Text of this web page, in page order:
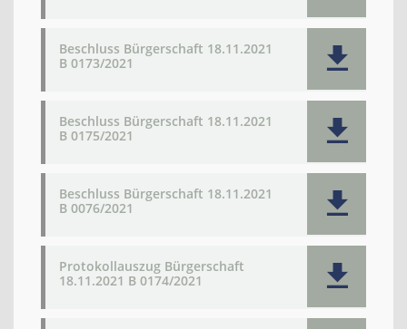
Beschluss Bürgerschaft 18.11.2021
B 0173/2021
Beschluss Bürgerschaft 18.11.2021
B 0175/2021
Beschluss Bürgerschaft 18.11.2021
B 0076/2021
Protokollauszug Bürgerschaft
18.11.2021 B 0174/2021